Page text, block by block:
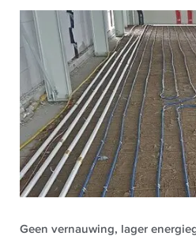
Geen vernauwing, lager